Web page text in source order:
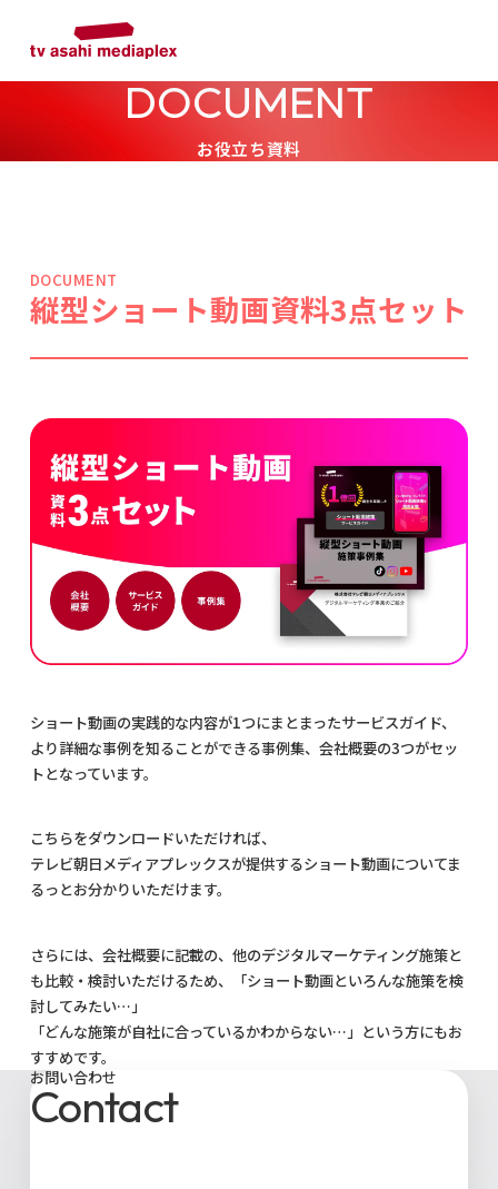
DOCUMENT
お役立ち資料
DOCUMENT
縦型ショート動画資料3点セット
ショート動画の実践的な内容が1つにまとまったサービスガイド、
より詳細な事例を知ることができる事例集、会社概要の3つがセッ
トとなっています。
こちらをダウンロードいただければ、
テレビ朝日メディアプレックスが提供するショート動画についてま
るっとお分かりいただけます。
さらには、会社概要に記載の、他のデジタルマーケティング施策と
も比較・検討いただけるため、「ショート動画といろんな施策を検
討してみたい…」
「どんな施策が自社に合っているかわからない…」という方にもお
すすめです。
お問い合わせ
Contact